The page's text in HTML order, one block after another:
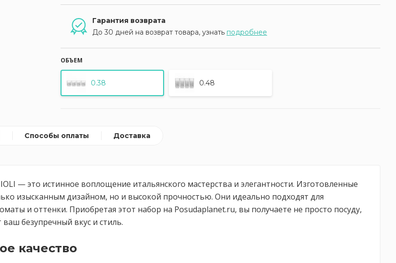
Гарантия возврата
До 30 дней на возврат товара, узнать подробнее
ОБЪЕМ
0.38 0.48
Способы оплаты Доставка
— это истинное воплощение итальянского мастерства и элегантности. Изготовленные
изысканным дизайном, но и высокой прочностью. Они идеально подходят для
и оттенки. Приобретая этот набор на Posudaplanet.ru, вы получаете не просто посуду,
безупречный вкус и стиль.
качество